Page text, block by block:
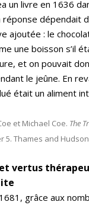
un livre en 1636
réponse dépendait
ajoutée : le
une boisson s’il
et on pouvait
le jeûne. En
était un aliment
et Michael Coe. The
5. Thames and
vertus
grâce aux